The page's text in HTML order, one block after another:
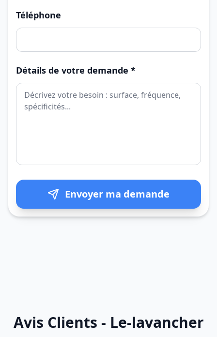
Téléphone
Détails de votre demande *
Envoyer ma demande
Avis Clients - Le-lavancher